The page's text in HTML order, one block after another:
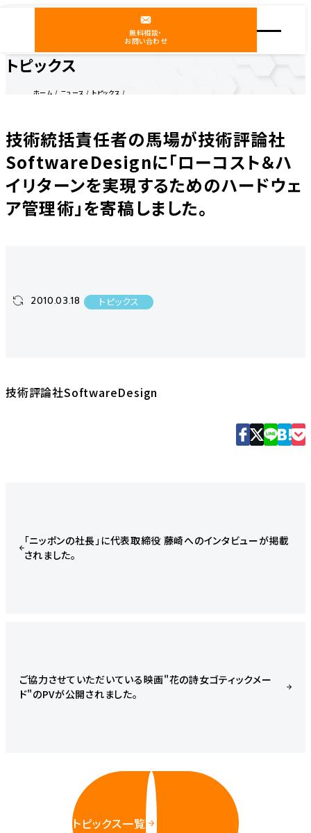
無料相談・
お問い合わせ
トピックス
ホーム ニュース
トピックス
技術統括責任者の馬場が技術評論社
SoftwareDesignに「ローコスト＆ハ
イリターンを実現するためのハードウェ
ア管理術」を寄稿しました。
2010.03.18 トピックス
技術評論社SoftwareDesign
「ニッポンの社長」に代表取締役 藤崎へのインタビューが掲載
されました。
ご協力させていただいている映画"花の詩女ゴティックメー
ド"のPVが公開されました。
トピックス一覧